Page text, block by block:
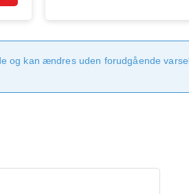
og kan ændres uden forudgående